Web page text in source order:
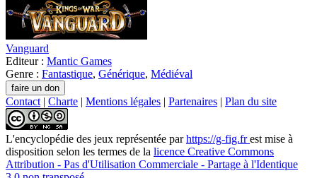
Vanguard
Editeur : Mantic Games
Genre : Fantastique, Générique, Médiéval
Contact | Charte | Mentions légales | Partenaires | Plan du site
L'encyclopédie des jeux représentée parhttps://g-fig.frest mise à
disposition selon les termes de la licence Creative Commons
Attribution - Pas d'Utilisation Commerciale - Partage à l'Identique